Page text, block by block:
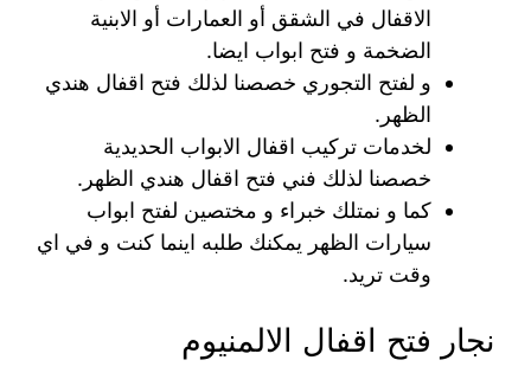
الاقفال في الشقق أو العمارات أو الابنية
الضخمة و فتح ابواب ايضا.
و لفتح التجوري خصصنا لذلك فتح اقفال هندي
الظهر.
لخدمات تركيب اقفال الابواب الحديدية
خصصنا لذلك فني فتح اقفال هندي الظهر.
كما و نمتلك خبراء و مختصين لفتح ابواب
سيارات الظهر يمكنك طلبه اينما كنت و في اي
وقت تريد.
نجار فتح اقفال الالمنيوم